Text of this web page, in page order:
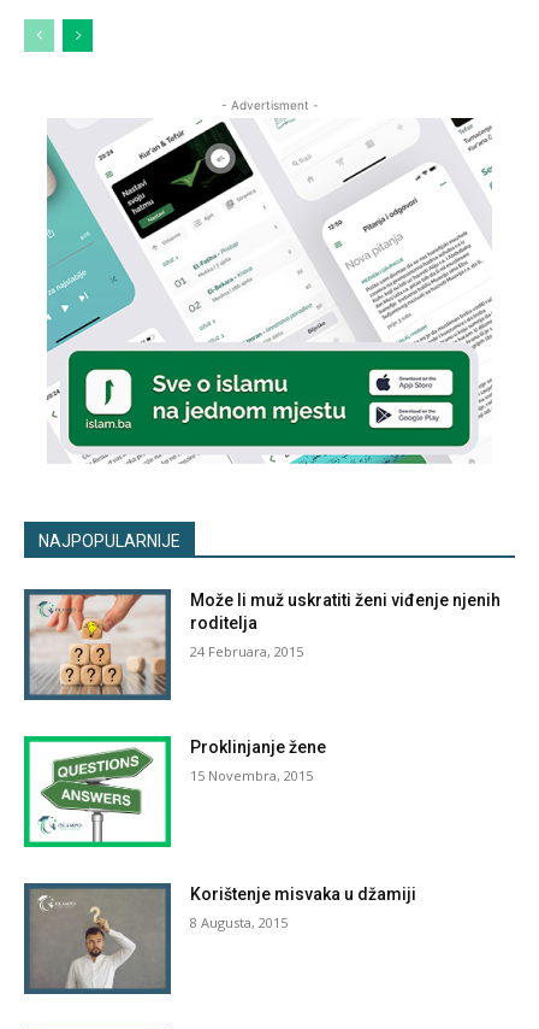
- Advertisment -
NAJPOPULARNIJE
Može li muž uskratiti ženi viđenje njenih
roditelja
24 Februara, 2015
Proklinjanje žene
15 Novembra, 2015
Korištenje misvaka u džamiji
8 Augusta, 2015